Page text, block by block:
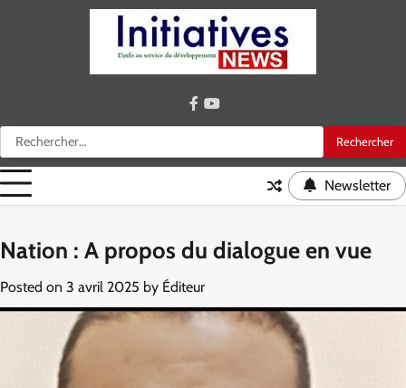
Rechercher :
facebook
youtube
Newsletter
Nation : A propos du dialogue en vue
Posted on 3 avril 2025 by Éditeur